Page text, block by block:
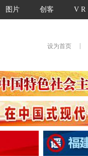
图片 创客 V R
设为首页